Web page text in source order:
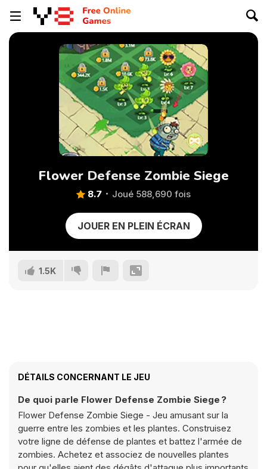
Flower Defense Zombie Siege
8.7 Joué 588,690 fois
JOUER EN PLEIN ÉCRAN
1.5K
DÉTAILS CONCERNANT LE JEU
De quoi parle Flower Defense Zombie Siege ?
Flower Defense Zombie Siege - Jeu amusant sur la
guerre entre les zombies et les plantes. Construisez
votre ligne de défense de plantes et battez l'armée de
zombies. Achetez et associez de nouvelles plantes